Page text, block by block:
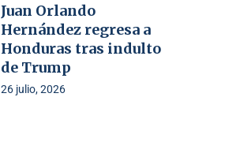
Juan Orlando
Hernández regresa a
Honduras tras indulto
de Trump
26 julio, 2026